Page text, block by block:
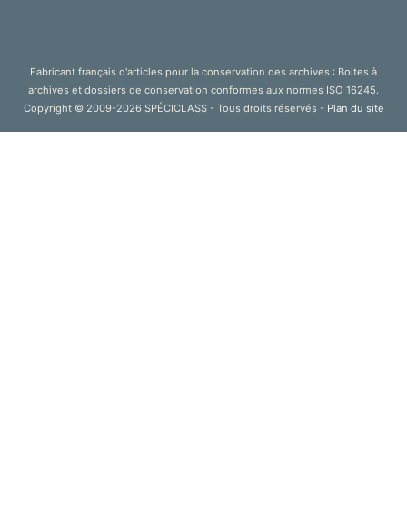
Fabricant français d'articles pour la conservation des archives : Boites à
archives et dossiers de conservation conformes aux normes ISO 16245.
Copyright © 2009-2026 SPÉCICLASS - Tous droits réservés - Plan du site